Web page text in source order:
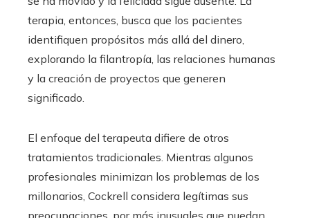
terapia, entonces, busca que los pacientes
identifiquen propósitos más allá del dinero,
explorando la filantropía, las relaciones humanas
y la creación de proyectos que generen
significado.
El enfoque del terapeuta difiere de otros
tratamientos tradicionales. Mientras algunos
profesionales minimizan los problemas de los
millonarios, Cockrell considera legítimas sus
preocupaciones, por más inusuales que puedan